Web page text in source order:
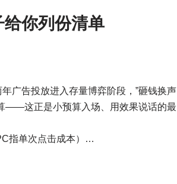
你列份清单
广告投放进入存量博弈阶段，”砸钱换声
——这正是小预算入场、用效果说话的最
指单次点击成本）…